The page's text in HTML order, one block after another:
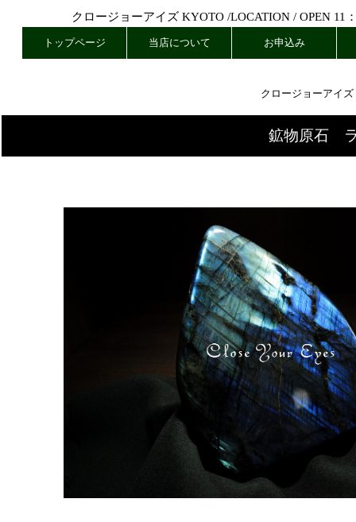
クロージョーアイズ KYOTO /LOCATION/ OPEN 11
トップページ 当店について お申込み
クロージョーアイ
鉱物原石